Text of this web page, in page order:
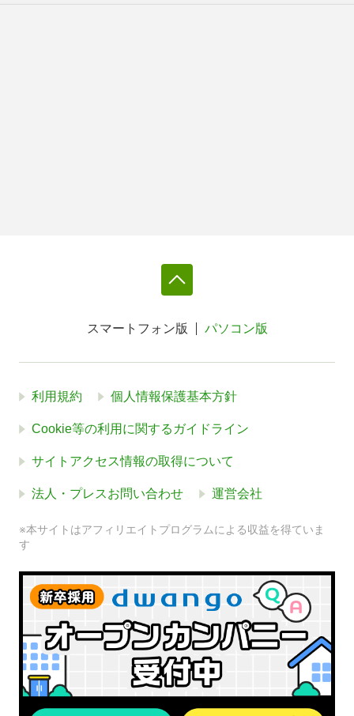
スマートフォン版 パソコン版
利用規約 個人情報保護基本方針
Cookie等の利用に関するガイドライン
サイトアクセス情報の取得について
法人・プレスお問い合わせ 運営会社
※本サイトはアフィリエイトプログラムによる収益を得ていま
す